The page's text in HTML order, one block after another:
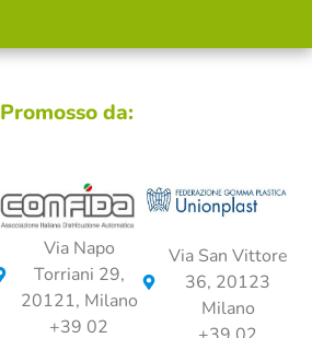
Promosso da:
Via Napo
Torriani 29,
20121, Milano
+39 02
Via San Vittore
36, 20123
Milano